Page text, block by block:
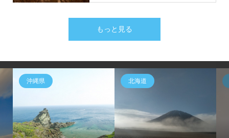
もっと見る
沖縄県 北海道